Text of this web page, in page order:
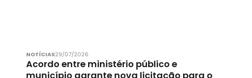
NOTÍCIAS29/07/2026
Acordo entre ministério público e
município garante nova licitação para o